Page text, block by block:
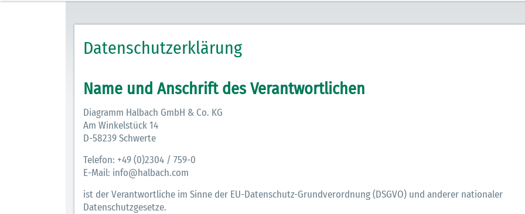
Datenschutzerklärung
Name und Anschrift des Verantwortlichen
Diagramm Halbach GmbH & Co. KG
Am Winkelstück 14
D-58239 Schwerte
Telefon: +49 (0)2304 / 759-0
E-Mail: info@halbach.com
ist der Verantwortliche im Sinne der EU-Datenschutz-Grundverordnung (DSGVO) und anderer nationaler
Datenschutzgesetze.